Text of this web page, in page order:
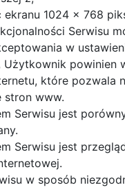
1024 x 768
Serwisu
w
powinien
które
stron www.
Serwisu jest
Serwisu jest
w sposób